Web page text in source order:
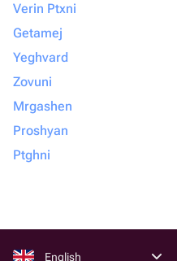
Verin Ptxni
Getamej
Yeghvard
Zovuni
Mrgashen
Proshyan
Ptghni
English